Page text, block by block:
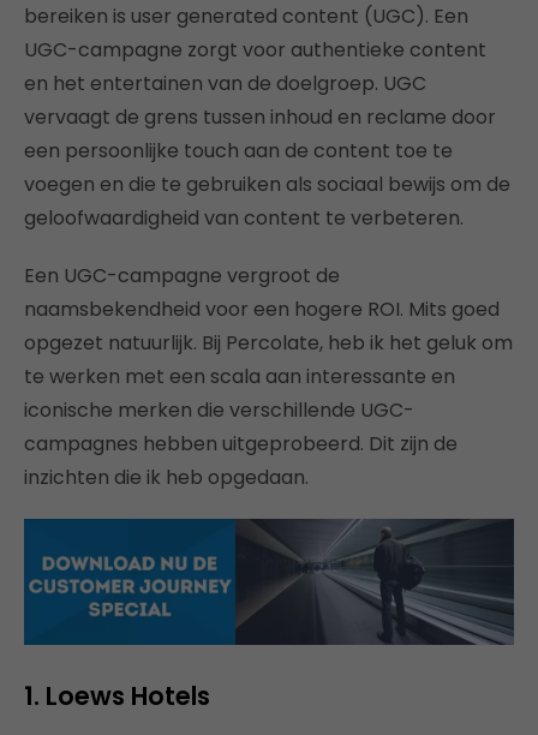
bereiken is user generated content (UGC). Een
UGC-campagne zorgt voor authentieke content
en het entertainen van de doelgroep. UGC
vervaagt de grens tussen inhoud en reclame door
een persoonlijke touch aan de content toe te
voegen en die te gebruiken als sociaal bewijs om de
geloofwaardigheid van content te verbeteren.
Een UGC-campagne vergroot de
naamsbekendheid voor een hogere ROI. Mits goed
opgezet natuurlijk. Bij Percolate, heb ik het geluk om
te werken met een scala aan interessante en
iconische merken die verschillende UGC-
campagnes hebben uitgeprobeerd. Dit zijn de
inzichten die ik heb opgedaan.
1. Loews Hotels